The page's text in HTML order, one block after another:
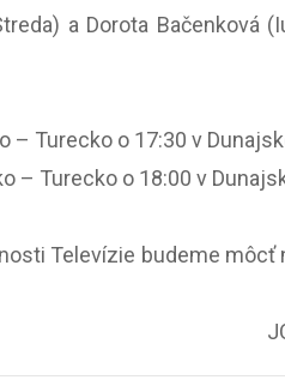
a Dorota
– Turecko o 17:30 v
– Turecko o 18:00 v
Televízie budeme